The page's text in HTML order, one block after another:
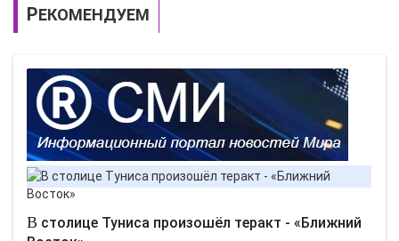
РЕКОМЕНДУЕМ
В столице Туниса произошёл теракт - «Ближний